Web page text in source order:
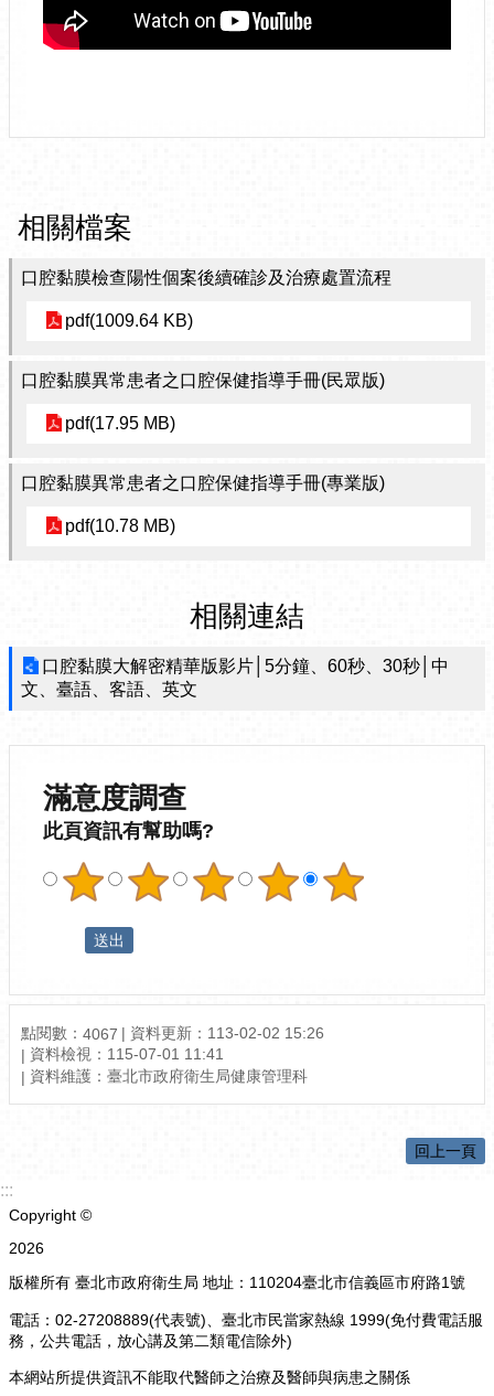
相關檔案
口腔黏膜檢查陽性個案後續確診及治療處置流程
pdf(1009.64 KB)
口腔黏膜異常患者之口腔保健指導手冊(民眾版)
pdf(17.95 MB)
口腔黏膜異常患者之口腔保健指導手冊(專業版)
pdf(10.78 MB)
相關連結
口腔黏膜大解密精華版影片│5分鐘、60秒、30秒│中
文、臺語、客語、英文
滿意度調查
此頁資訊有幫助嗎?
點閱數： 4067 資料更新： 113-02-02 15:26
資料檢視： 115-07-01 11:41
資料維護： 臺北市政府衛生局健康管理科
回上一頁
:::
Copyright ©
2026
版權所有 臺北市政府衛生局 地址：110204臺北市信義區市府路1號
電話：02-27208889(代表號)、臺北市民當家熱線 1999(免付費電話服
務，公共電話，放心講及第二類電信除外)
本網站所提供資訊不能取代醫師之治療及醫師與病患之關係